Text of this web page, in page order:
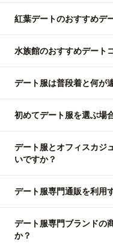
紅葉デートのおすすめデ
水族館のおすすめデート
デート服は普段着と何が
初めてデート服を選ぶ場
デート服とオフィスカジ
いですか？
デート服専門通販を利用
デート服専門ブランドの
か？